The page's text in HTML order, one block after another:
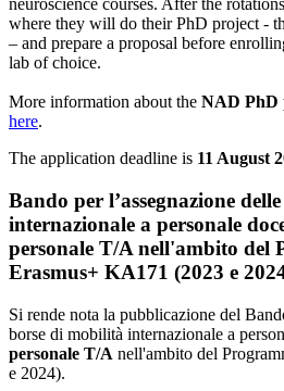
neuroscience courses. After the
where they will do their PhD project -
– and prepare a proposal before
lab of choice.
More information about the NAD PhD
here.
The application deadline is 11 August
Bando per l’assegnazione
internazionale a personale
personale T/A nell'ambito del
Erasmus+ KA171 (2023 e
Si rende nota la pubblicazione del
borse di mobilità internazionale a
personale T/A nell'ambito del
e 2024).